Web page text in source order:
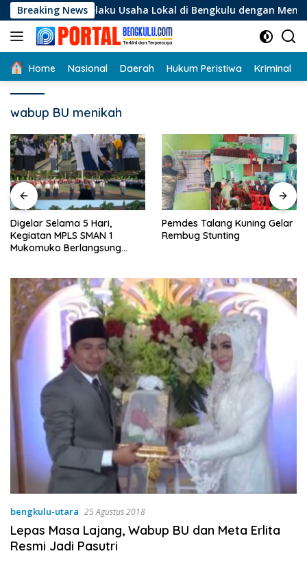
Langsung
ke
konten
Breaking News
Pelaku Usaha Lokal di Bengkulu dengan Meningkatkan
Home Nasional Daerah Hukum Peristiwa Kriminal
wabup BU menikah
Digelar Selama 5 Hari,
Kegiatan MPLS SMAN 1
Mukomuko Berlangsung
Pemdes Talang Kuning Gelar
Rembug Stunting
bengkulu-utara 25 Agustus 2018
Lepas Masa Lajang, Wabup BU dan Meta Erlita
Resmi Jadi Pasutri